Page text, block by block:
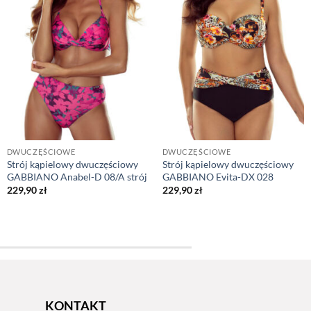
DWUCZĘŚCIOWE
Strój kąpielowy dwuczęściowy
GABBIANO Anabel-D 08/A strój
229,90zł
DWUCZĘŚCIOWE
Strój kąpielowy dwuczęściowy
GABBIANO Evita-DX 028
229,90zł
KONTAKT